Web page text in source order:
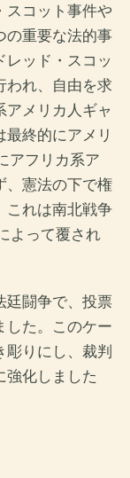
スコット事件や
の重要な法的事
ッド・スコッ
われ、自由を求
アメリカ人ギャ
最終的にアメリ
アフリカ系ア
、憲法の下で権
これは南北戦争
よって覆され
廷闘争で、投票
した。このケー
彫りにし、裁判
強化しました